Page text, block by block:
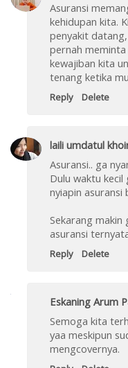
Asuransi
kehidupan kita.
penyakit
pernah
kewajiban kita
tenang ketika
Reply Delete
laili umdatul
Asuransi.. ga
Dulu waktu
nyiapin asuransi
Sekarang
asuransi
Reply Delete
Eskaning Arum
Semoga kita
yaa meskipun
mengcovernya.